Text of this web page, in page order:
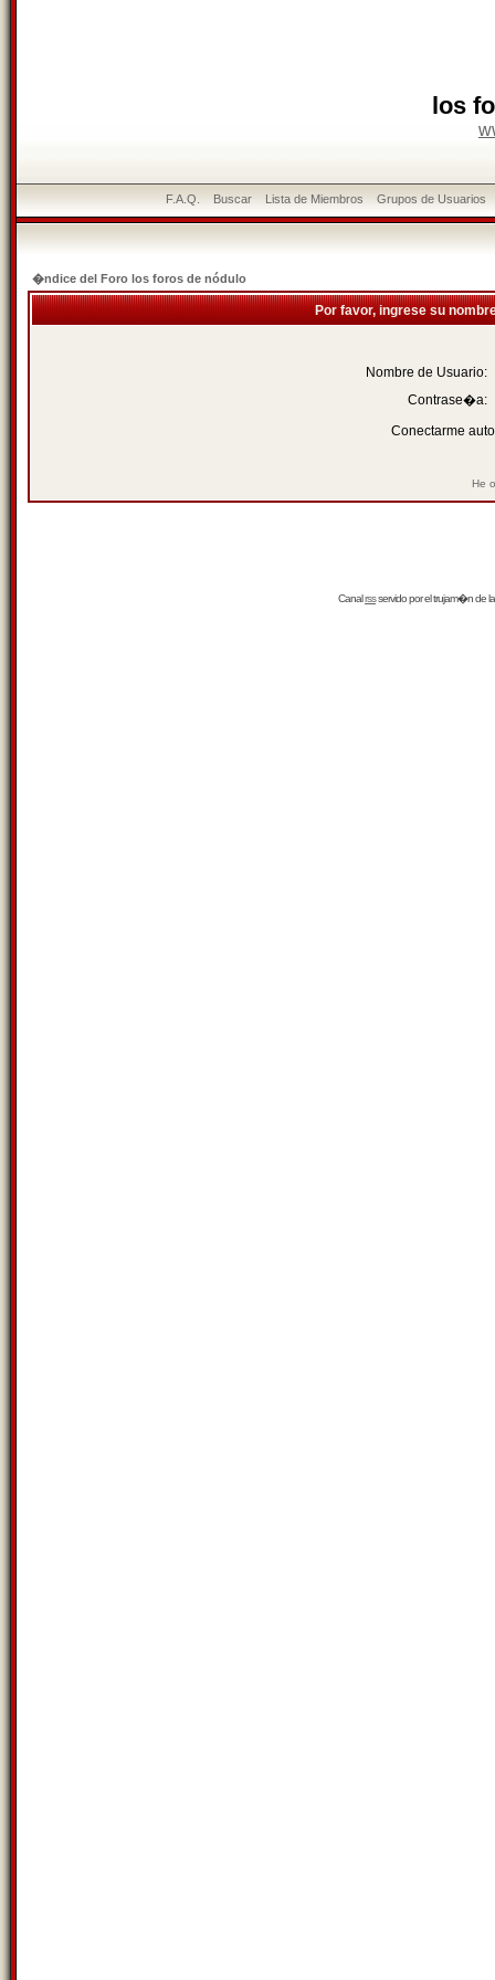
los
F.A.Q. Buscar Lista de Miembros Grupos de Usuarios
�ndice del Foro los foros de nódulo
Por favor, ingrese su
Nombre de Usuario:
Contrase�a:
Conectarme
He
Canalrssservido por eltrujam�nde